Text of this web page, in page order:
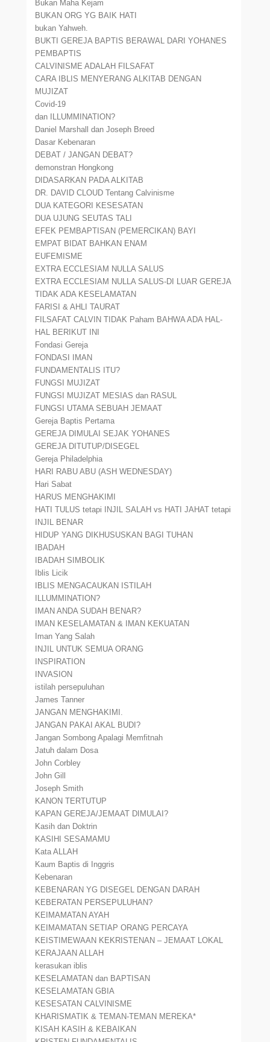
Bukan Maha Kejam
BUKAN ORG YG BAIK HATI
bukan Yahweh.
BUKTI GEREJA BAPTIS BERAWAL DARI YOHANES
PEMBAPTIS
CALVINISME ADALAH FILSAFAT
CARA IBLIS MENYERANG ALKITAB DENGAN
MUJIZAT
Covid-19
dan ILLUMMINATION?
Daniel Marshall dan Joseph Breed
Dasar Kebenaran
DEBAT / JANGAN DEBAT?
demonstran Hongkong
DIDASARKAN PADA ALKITAB
DR. DAVID CLOUD Tentang Calvinisme
DUA KATEGORI KESESATAN
DUA UJUNG SEUTAS TALI
EFEK PEMBAPTISAN (PEMERCIKAN) BAYI
EMPAT BIDAT BAHKAN ENAM
EUFEMISME
EXTRA ECCLESIAM NULLA SALUS
EXTRA ECCLESIAM NULLA SALUS-DI LUAR GEREJA
TIDAK ADA KESELAMATAN
FARISI & AHLI TAURAT
FILSAFAT CALVIN TIDAK Paham BAHWA ADA HAL-
HAL BERIKUT INI
Fondasi Gereja
FONDASI IMAN
FUNDAMENTALIS ITU?
FUNGSI MUJIZAT
FUNGSI MUJIZAT MESIAS dan RASUL
FUNGSI UTAMA SEBUAH JEMAAT
Gereja Baptis Pertama
GEREJA DIMULAI SEJAK YOHANES
GEREJA DITUTUP/DISEGEL
Gereja Philadelphia
HARI RABU ABU (ASH WEDNESDAY)
Hari Sabat
HARUS MENGHAKIMI
HATI TULUS tetapi INJIL SALAH vs HATI JAHAT tetapi
INJIL BENAR
HIDUP YANG DIKHUSUSKAN BAGI TUHAN
IBADAH
IBADAH SIMBOLIK
Iblis Licik
IBLIS MENGACAUKAN ISTILAH
ILLUMMINATION?
IMAN ANDA SUDAH BENAR?
IMAN KESELAMATAN & IMAN KEKUATAN
Iman Yang Salah
INJIL UNTUK SEMUA ORANG
INSPIRATION
INVASION
istilah persepuluhan
James Tanner
JANGAN MENGHAKIMI.
JANGAN PAKAI AKAL BUDI?
Jangan Sombong Apalagi Memfitnah
Jatuh dalam Dosa
John Corbley
John Gill
Joseph Smith
KANON TERTUTUP
KAPAN GEREJA/JEMAAT DIMULAI?
Kasih dan Doktrin
KASIHI SESAMAMU
Kata ALLAH
Kaum Baptis di Inggris
Kebenaran
KEBENARAN YG DISEGEL DENGAN DARAH
KEBERATAN PERSEPULUHAN?
KEIMAMATAN AYAH
KEIMAMATAN SETIAP ORANG PERCAYA
KEISTIMEWAAN KEKRISTENAN – JEMAAT LOKAL
KERAJAAN ALLAH
kerasukan iblis
KESELAMATAN dan BAPTISAN
KESELAMATAN GBIA
KESESATAN CALVINISME
KHARISMATIK & TEMAN-TEMAN MEREKA*
KISAH KASIH & KEBAIKAN